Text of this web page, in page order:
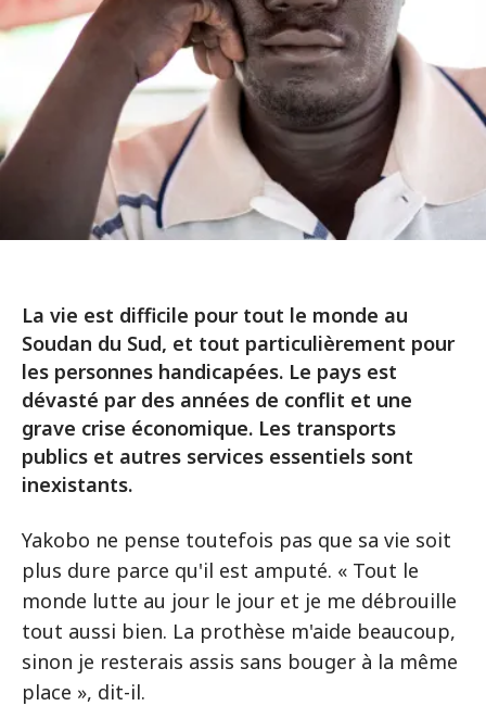
La vie est difficile pour tout le monde au
Soudan du Sud, et tout particulièrement pour
les personnes handicapées. Le pays est
dévasté par des années de conflit et une
grave crise économique. Les transports
publics et autres services essentiels sont
inexistants.
Yakobo ne pense toutefois pas que sa vie soit
plus dure parce qu'il est amputé. « Tout le
monde lutte au jour le jour et je me débrouille
tout aussi bien. La prothèse m'aide beaucoup,
sinon je resterais assis sans bouger à la même
place », dit-il.